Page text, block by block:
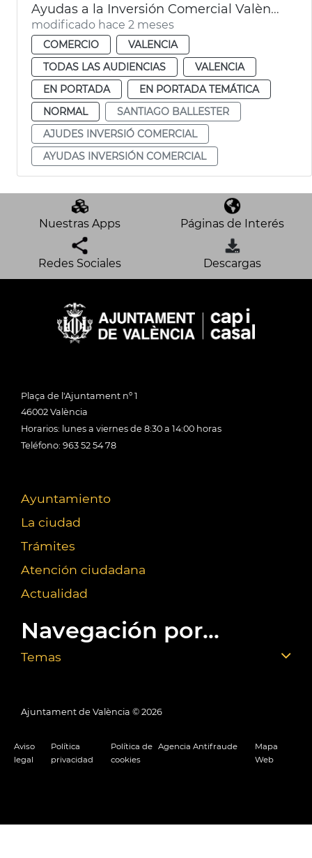
Ayudas a la Inversión Comercial València
modificado hace 2 meses
COMERCIO
VALENCIA
TODAS LAS AUDIENCIAS
VALENCIA
EN PORTADA
EN PORTADA TEMÁTICA
NORMAL
SANTIAGO BALLESTER
AJUDES INVERSIÓ COMERCIAL
AYUDAS INVERSIÓN COMERCIAL
Nuestras Apps Páginas de Interés
Redes Sociales Descargas
Plaça de l'Ajuntament nº 1
46002 València
Horarios: lunes a viernes de 8:30 a 14:00 horas
Teléfono: 963 52 54 78
Ayuntamiento
La ciudad
Trámites
Atención ciudadana
Actualidad
Navegación por...
Temas
Ajuntament de València © 2026
Aviso
legal
Política
privacidad
Política de
cookies
Agencia Antifraude
Mapa
Web